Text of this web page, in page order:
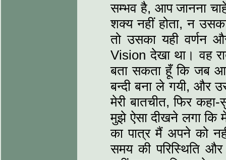
सम्भव है, आप जानना
शक्य नहीं होता, न
तो उसका यही वर्णन
Vision देखा था। वह
बता सकता हूँ कि जब
बन्दी बना ले गयी, और
मेरी बातचीत, फिर
मुझे ऐसा दीखने लगा कि
का पात्र मैं अपने को
समय की परिस्थिति